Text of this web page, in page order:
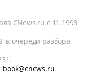
CNews.ru c 11.1998
в очереди разбора -
book@cnews.ru